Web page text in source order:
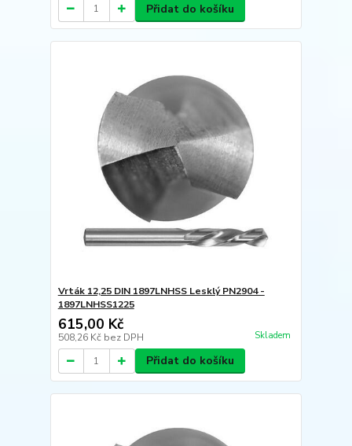
Přidat do košíku
Vrták 12,25 DIN 1897LNHSS Lesklý PN2904 -
1897LNHSS1225
615,00 Kč
508,26 Kč bez DPH Skladem
Přidat do košíku